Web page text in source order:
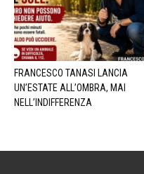
FRANCESCO TANASI LANCIA
UN’ESTATE ALL’OMBRA, MAI
NELL’INDIFFERENZA